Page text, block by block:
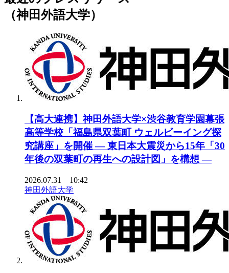
（神田外語大学）
【高大連携】神田外語大学×渋谷教育学園幕張
高等学校「福島県双葉町 ウェルビーイング探
究講座」を開催 ― 東日本大震災から15年「30
年後の双葉町の再生への設計図」を構想 ―
2026.07.31 10:42
神田外語大学